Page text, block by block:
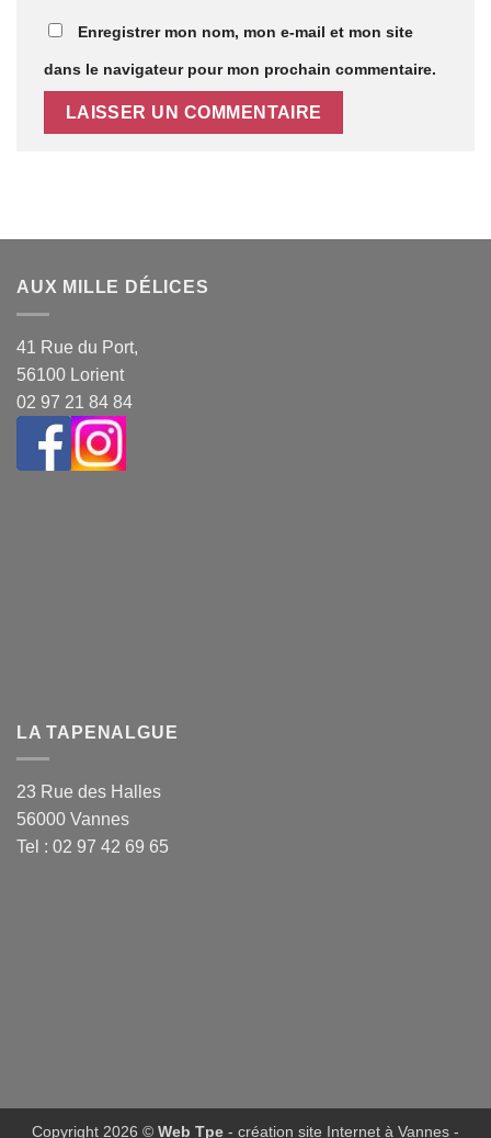
Enregistrer mon nom, mon e-mail et mon site
dans le navigateur pour mon prochain commentaire.
AUX MILLE DÉLICES
41 Rue du Port,
56100 Lorient
02 97 21 84 84
LA TAPENALGUE
23 Rue des Halles
56000 Vannes
Tel : 02 97 42 69 65
Copyright 2026 © Web Tpe - création site Internet à Vannes -